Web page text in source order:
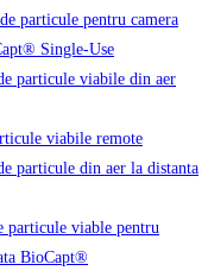
particule pentru camera
Single-Use
particule viabile din aer
viabile remote
particule din aer la distanta
particule viable pentru
BioCapt®